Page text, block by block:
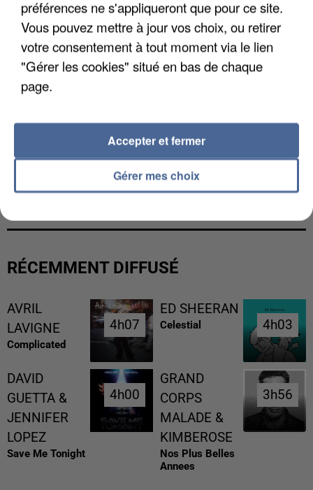
L’UN DES FONDATEURS SUPPOSÉS DE LA DZ
MAFIA INTERPELLÉ EN ALGÉRIE
RÉCEMMENT DIFFUSÉ
AVRIL
LAVIGNE
Complicated
4h07
4h07
ED SHEERAN
Celestial 4h03
4h03
DAVID
GUETTA &
JENNIFER
LOPEZ
Save Me Tonight
4h00
4h00
GRAND
CORPS
MALADE &
KIMBEROSE
Nos Plus Belles
Annees
3h56
3h56
préférences ne s'appliqueront que pour ce site.
Vous pouvez mettre à jour vos choix, ou retirer
votre consentement à tout moment via le lien
"Gérer les cookies" situé en bas de chaque
page.
Gérer mes choix
Accepter et fermer